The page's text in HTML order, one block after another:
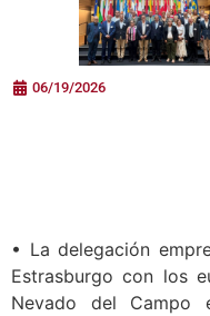
06/19/2026
• La delegación
Estrasburgo con los
Nevado del Campo